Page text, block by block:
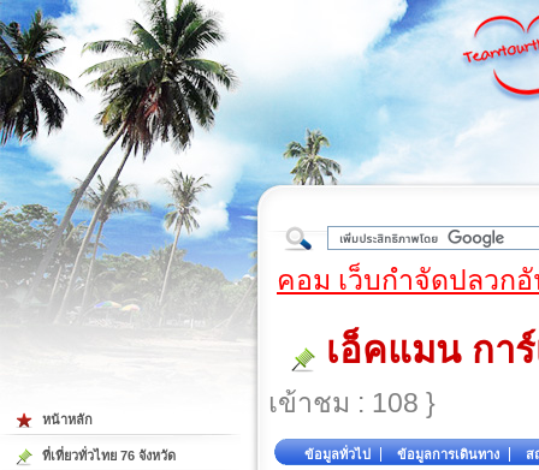
ต้
คอม เว็บกำจัดปลวก
เอ็คแมน กา
เข้าชม : 108 }
ข้อมูลทั่วไป ข้อมูลการเดินทาง ส
หน้าหลัก
ที่เที่ยวทั่วไทย 76 จังหวัด